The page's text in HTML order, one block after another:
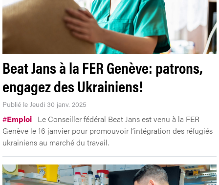
Beat Jans à la FER Genève: patrons,
engagez des Ukrainiens!
Publié le Jeudi 30 janv. 2025
#Emploi Le Conseiller fédéral Beat Jans est venu à la FER
Genève le 16 janvier pour promouvoir l’intégration des réfugiés
ukrainiens au marché du travail.